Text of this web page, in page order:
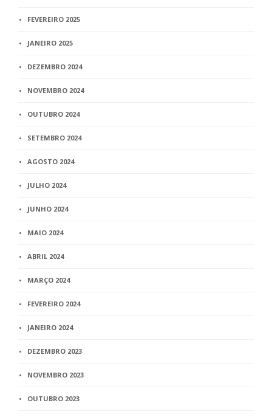
FEVEREIRO 2025
JANEIRO 2025
DEZEMBRO 2024
NOVEMBRO 2024
OUTUBRO 2024
SETEMBRO 2024
AGOSTO 2024
JULHO 2024
JUNHO 2024
MAIO 2024
ABRIL 2024
MARÇO 2024
FEVEREIRO 2024
JANEIRO 2024
DEZEMBRO 2023
NOVEMBRO 2023
OUTUBRO 2023